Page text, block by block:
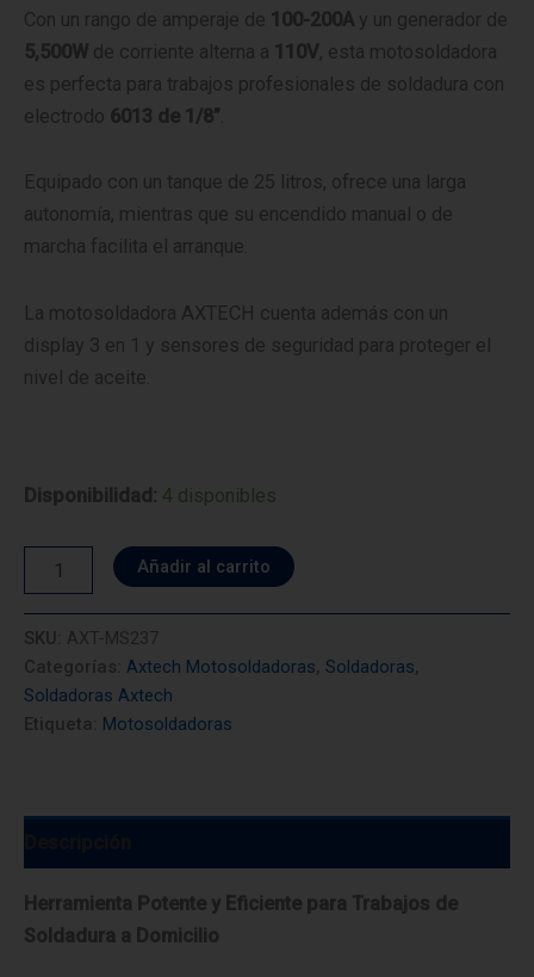
Con un rango de amperaje de 100-200A y un generador de
5,500W de corriente alterna a 110V, esta motosoldadora
es perfecta para trabajos profesionales de soldadura con
electrodo 6013 de 1/8”
Equipado con un tanque de 25 litros, ofrece una larga
autonomía, mientras que su encendido manual o de
marcha facilita el arranque.
La motosoldadora AXTECH cuenta además con un
display 3 en 1 y sensores de seguridad para proteger el
nivel de aceite.
Disponibilidad: 4 disponibles
Motosoldadora
AXTECH
MS237
Añadir al carrito
SKU: AXT-MS237
Categorías: Axtech Motosoldadoras, Soldadoras,
Soldadoras Axtech
Etiqueta: Motosoldadoras
Herramienta Potente y Eficiente para Trabajos de
Soldadura a Domicilio